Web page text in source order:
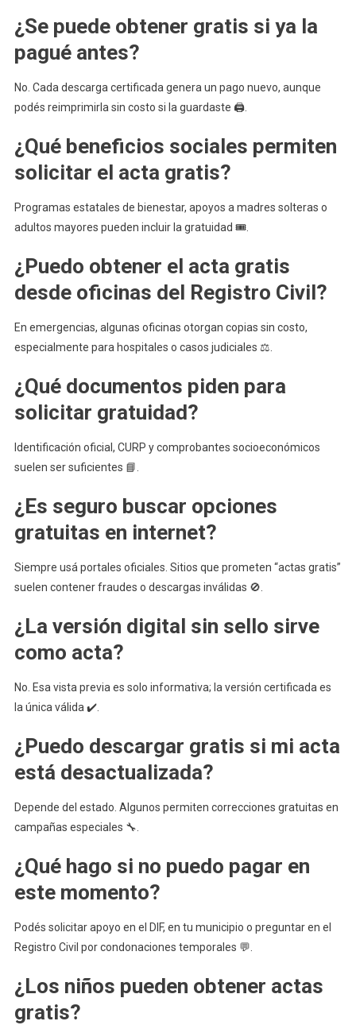
¿Se puede obtener gratis si ya la
pagué antes?
No. Cada descarga certificada genera un pago nuevo, aunque
podés reimprimirla sin costo si la guardaste 🖨️.
¿Qué beneficios sociales permiten
solicitar el acta gratis?
Programas estatales de bienestar, apoyos a madres solteras o
adultos mayores pueden incluir la gratuidad 🎟️.
¿Puedo obtener el acta gratis
desde oficinas del Registro Civil?
En emergencias, algunas oficinas otorgan copias sin costo,
especialmente para hospitales o casos judiciales ⚖️.
¿Qué documentos piden para
solicitar gratuidad?
Identificación oficial, CURP y comprobantes socioeconómicos
suelen ser suficientes 📘.
¿Es seguro buscar opciones
gratuitas en internet?
Siempre usá portales oficiales. Sitios que prometen “actas gratis”
suelen contener fraudes o descargas inválidas 🚫.
¿La versión digital sin sello sirve
como acta?
No. Esa vista previa es solo informativa; la versión certificada es
la única válida ✔️.
¿Puedo descargar gratis si mi acta
está desactualizada?
Depende del estado. Algunos permiten correcciones gratuitas en
campañas especiales 🔧.
¿Qué hago si no puedo pagar en
este momento?
Podés solicitar apoyo en el DIF, en tu municipio o preguntar en el
Registro Civil por condonaciones temporales 💬.
¿Los niños pueden obtener actas
gratis?